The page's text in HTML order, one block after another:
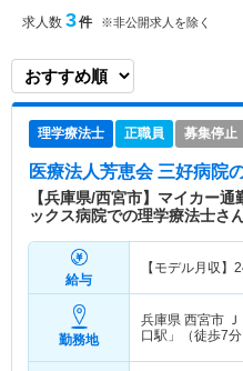
基準】 ◇一
す。 手術は整
特色
医療法人芳
宮市で開院し
療サービスを
む急性期医療
で、さらには
病状に応じた
会への貢献を
践し、健康増
求人数 3件 ※非公開求人を除く
理学療法士 正職員 募集停止
医療法人芳恵会 三好病院
【兵庫県/西宮市】マイカー
ックス病院での理学療法士さ
給与
【モデル月収】
勤務地
兵庫県 西宮市
口駅」（徒歩7分